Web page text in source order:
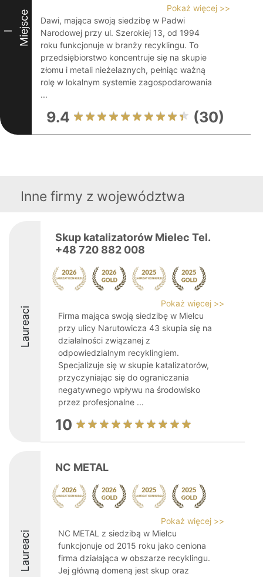
I Miejsce
Pokaż więcej >>
Dawi, mająca swoją siedzibę w Padwi
Narodowej przy ul. Szerokiej 13, od 1994
roku funkcjonuje w branży recyklingu. To
przedsiębiorstwo koncentruje się na skupie
złomu i metali nieżelaznych, pełniąc ważną
rolę w lokalnym systemie zagospodarowania
...
9.4 (30)
Inne firmy z województwa
Laureaci
Skup katalizatorów Mielec Tel.
+48 720 882 008
Pokaż więcej >>
Firma mająca swoją siedzibę w Mielcu
przy ulicy Narutowicza 43 skupia się na
działalności związanej z
odpowiedzialnym recyklingiem.
Specjalizuje się w skupie katalizatorów,
przyczyniając się do ograniczania
negatywnego wpływu na środowisko
przez profesjonalne ...
10
Laureaci
NC METAL
Pokaż więcej >>
NC METAL z siedzibą w Mielcu
funkcjonuje od 2015 roku jako ceniona
firma działająca w obszarze recyklingu.
Jej główną domeną jest skup oraz